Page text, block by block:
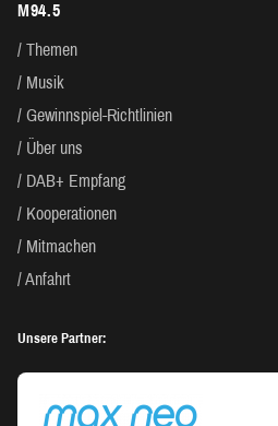
M94.5
Themen
Musik
Gewinnspiel-Richtlinien
Über uns
DAB+ Empfang
Kooperationen
Mitmachen
Anfahrt
Unsere Partner: